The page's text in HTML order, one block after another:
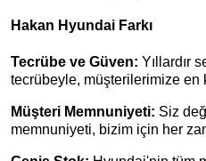
Hakan Hyundai Farkı
Tecrübe ve Güven: Yıllardır
tecrübeyle, müşterilerimize
Müşteri Memnuniyeti: Siz
memnuniyeti, bizim için her